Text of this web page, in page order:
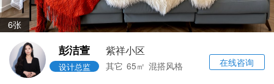
6张
彭洁萱
设计总监
紫祥小区
其它 65㎡ 混搭风格 在线咨询